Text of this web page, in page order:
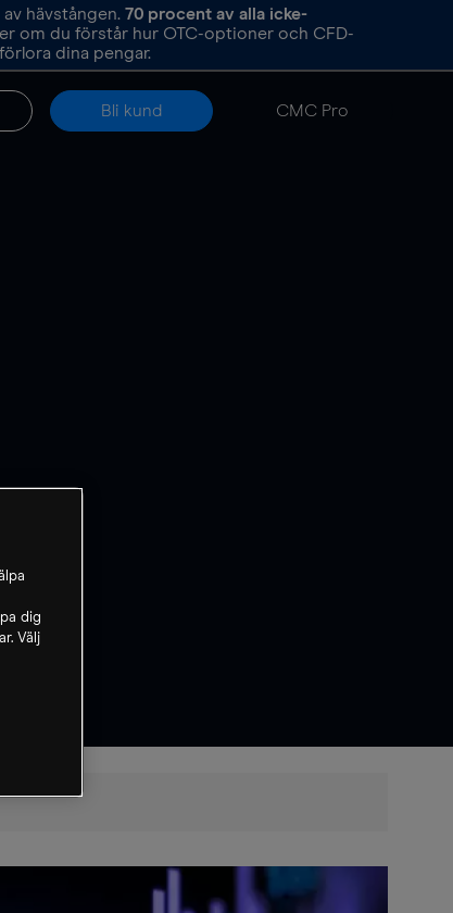
hävstången. 70 procent av alla icke-
om du förstår hur OTC-optioner och CFD-
dina pengar.
Bli kund CMC Pro
dig
Välj